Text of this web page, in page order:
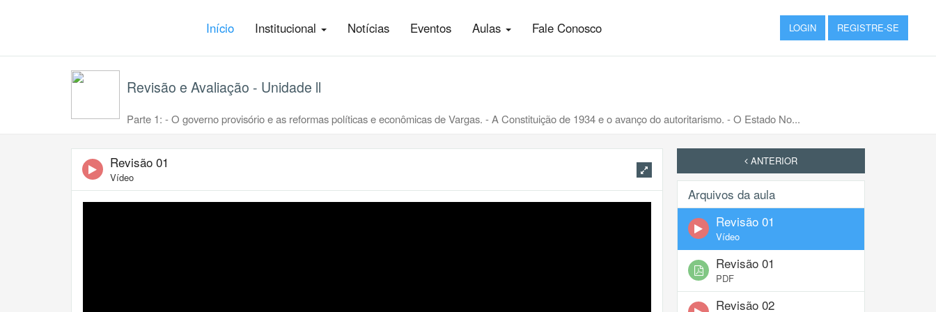
Início Institucional Notícias Eventos Aulas Fale Conosco LOGIN REGISTRE-SE
Revisão e Avaliação - Unidade ll
Parte 1: - O governo provisório e as reformas políticas e econômicas de Vargas. - A Constituição de 1934 e o avanço do autoritarismo. - O Estado No...
Revisão 01
Vídeo
ANTERIOR
Arquivos da aula
Revisão 01
Vídeo
Revisão 01
PDF
Revisão 02